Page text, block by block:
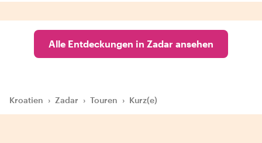
Alle Entdeckungen in Zadar ansehen
Kroatien › Zadar › Touren › Kurz(e)